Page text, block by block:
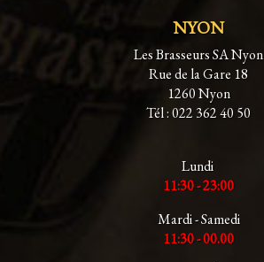
NYON
Les Brasseurs SA Nyon
Rue de la Gare 18
1260 Nyon
Tél : 022 362 40 50
Lundi
11:30 - 23:00
Mardi - Samedi
11:30 - 00.00